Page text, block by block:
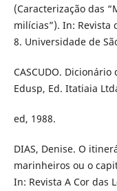
(Caracterização das
milícias”). In: Revista
8. Universidade de
CASCUDO.
Edusp, Ed. Itatiaia
ed, 1988.
DIAS, Denise. O
marinheiros ou o
In: Revista A Cor das